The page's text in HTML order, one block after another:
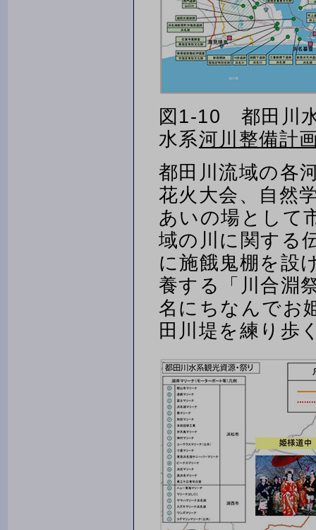
図1-10 都田川
水系河川整備計
都田川流域の各
花火大会、自然
あいの場として
域の川に関する
に施餓鬼棚を設
養する「川合淵
名にちなんでお
田川堤を練り歩